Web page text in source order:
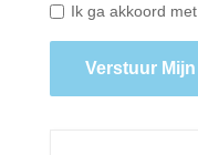
Ik ga akkoord
Verstuur